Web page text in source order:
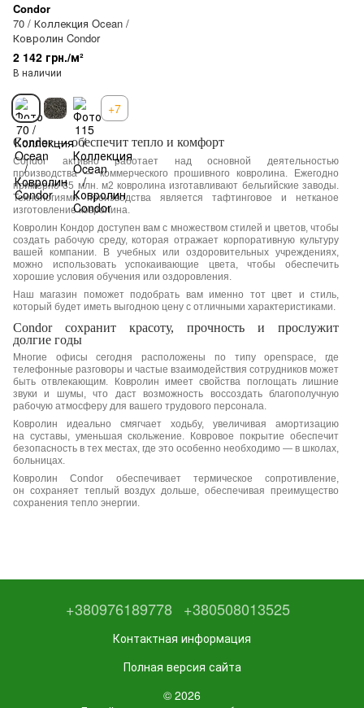
Condor
70 / Коллекция Ocean /
Ковролин Condor
2 142 грн./м²
В наличии
+7
Condor — обеспечит тепло и комфорт
Condor активно работает над основной деятельностью
производства — коммерческого прошивного ковролина. Ежегодно
примерно 85 млн. м2 ковролина изготавливают бельгийские заводы.
Технологиями производства является тафтинговое и нетканое
изготовление ковролина.
Ковролин Кондор доступен вам с множеством стилей и цветов, чтобы
создать рабочую среду, которая отражает корпоративную культуру
вашей компании. В учебных или оздоровительных учреждениях,
можно использовать успокаивающие цвета, чтобы обеспечить
хорошие условия обучения или оздоровления.
Наш магазин поможет подобрать вам именно тот цвет и стиль,
который будет иметь выгодною цену с отличными характеристиками.
Condor сохранит красоту, прочность и прослужит
долгие годы
Многие офисы сегодня расположены по типу openspace, где
телефонные разговоры и частые взаимодействия сотрудников может
быть отвлекающим. Ковролин имеет свойства поглощать лишние
звуки и шумы, что даст возможность воссоздать благополучную
рабочую атмосферу для вашего трудового персонала.
Ковролин идеально смягчает ходьбу, увеличивая амортизацию
на суставы, уменьшая скольжение. Ковровое покрытие обеспечит
безопасность в тех местах, где это особенно необходимо — в школах,
больницах.
Ковролин Condor обеспечивает термическое сопротивление,
он сохраняет теплый воздух дольше, обеспечивая преимущество
сохранения тепло энергии.
+380976189778 +380508013525
Контактная информация
Полная версия сайта
© 2026